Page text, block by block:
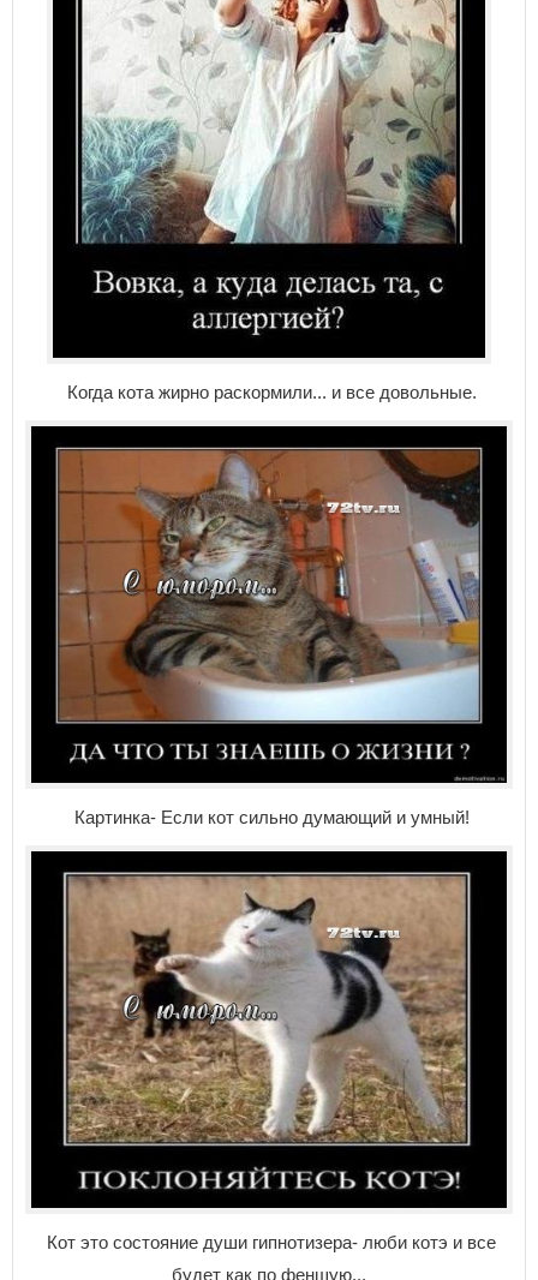
Когда кота жирно раскормили... и все довольные.
Картинка- Если кот сильно думающий и умный!
Кот это состояние души гипнотизера- люби котэ и все
будет как по феншую...